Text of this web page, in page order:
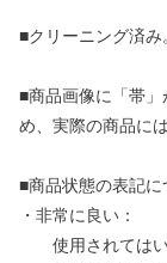
■クリーニング済み
■商品画像に「帯
め、実際の商品に
■商品状態の表記に
・非常に良い：
使用されてはい